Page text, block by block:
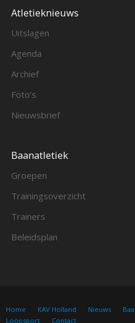
Atletieknieuws
Uitslagen
Agenda
Archief
Foto’s
Nieuwsbrief
Baanatletiek
Groepen
Trainingsoverzicht
Trainers
Beleidsplan
Home KAV Holland Nieuws
Loopsport
Contact